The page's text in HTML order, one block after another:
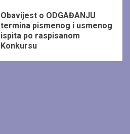
Obavijest o ODGAĐANJU
termina pismenog i usmenog
ispita po raspisanom
Konkursu